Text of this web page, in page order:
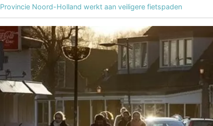
Provincie Noord-Holland werkt aan veiligere fietspaden